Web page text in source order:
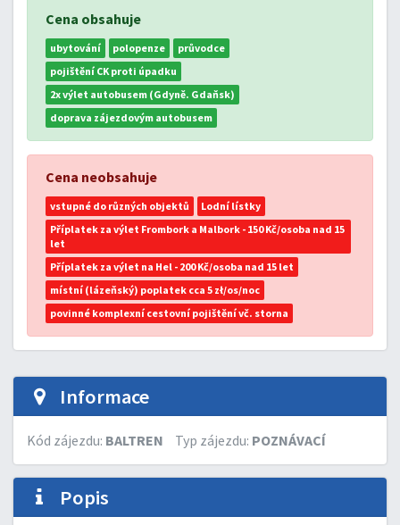
Cena obsahuje
ubytování polopenze
průvodce
pojištění CK proti úpadku
2x výlet autobusem (Gdyně. Gdaňsk)
doprava zájezdovým autobusem
Cena neobsahuje
vstupné do různých objektů
Lodní lístky
Příplatek za výlet Frombork a Malbork - 150 Kč/osoba nad 15
let
Příplatek za výlet na Hel - 200 Kč/osoba nad 15 let
místní (lázeňský) poplatek cca 5 zł/os/noc
povinné komplexní cestovní pojištění vč. storna
Informace
Kód zájezdu: BALTREN Typ zájezdu: POZNÁVACÍ
Popis